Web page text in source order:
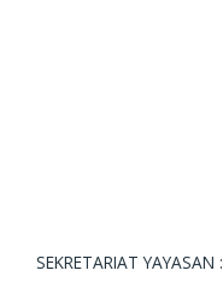
SEKRETARIAT YAYASAN :